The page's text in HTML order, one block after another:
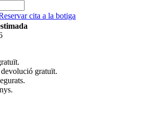
cita a la botiga
gratuït.